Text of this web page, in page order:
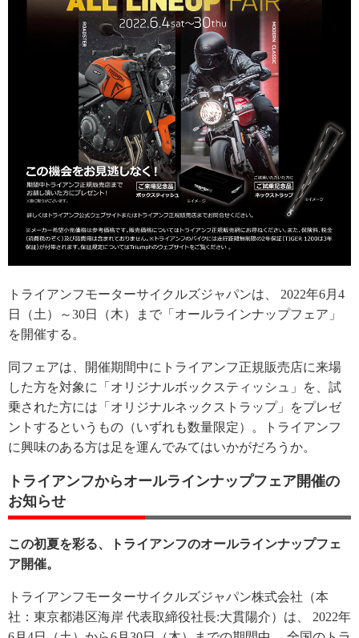
トライアンフモーターサイクルズジャパンは、 2022年6月4
日（土）～30日（木）まで「オールラインナップフェア」
を開催する。
同フェアは、開催期間中にトライアンフ正規販売店に来場
した方を対象に「オリジナルボックスティッシュ」を、試
乗された方には「オリジナルネックストラップ」をプレゼ
ントするというもの（いずれも数量限定）。トライアンフ
に興味のある方は足を運んでみてはいかがだろうか。
トライアンフからオールラインナップフェア開催の
お知らせ
この初夏を彩る、トライアンフのオールラインナップフェ
ア開催。
トライアンフモーターサイクルズジャパン株式会社（本
社：東京都港区海岸 代表取締役社長:大貫陽介）は、 2022年